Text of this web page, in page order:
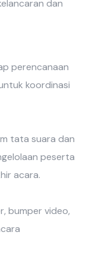
dan
perencanaan
koordinasi
tata suara dan
peserta
acara.
bumper video,